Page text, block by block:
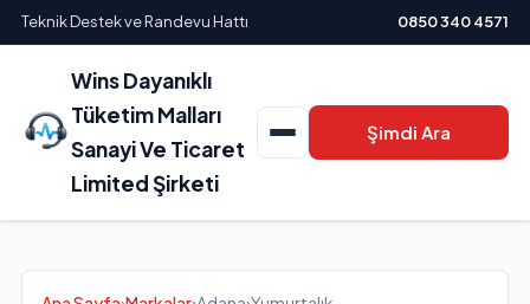
Teknik Destek ve Randevu Hattı 0850 340 4571
Wins Dayanıklı
Tüketim Malları
Sanayi Ve Ticaret
Limited Şirketi
Şimdi Ara